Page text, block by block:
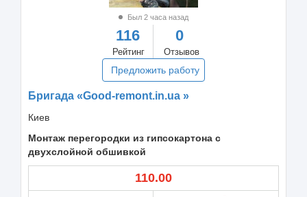
Был 2 часа назад
116
Рейтинг
0
Отзывов
Предложить работу
Бригада «Good-remont.in.ua »
Киев
Монтаж перегородки из гипсокартона с
двухслойной обшивкой
110.00